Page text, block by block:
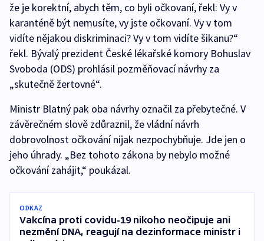
že je korektní, abych těm, co byli očkovaní, řekl: Vy v
karanténě být nemusíte, vy jste očkovaní. Vy v tom
vidíte nějakou diskriminaci? Vy v tom vidíte šikanu?“
řekl. Bývalý prezident České lékařské komory Bohuslav
Svoboda (ODS) prohlásil pozměňovací návrhy za
„skutečně žertovné“.
Ministr Blatný pak oba návrhy označil za přebytečné. V
závěrečném slově zdůraznil, že vládní návrh
dobrovolnost očkování nijak nezpochybňuje. Jde jen o
jeho úhrady. „Bez tohoto zákona by nebylo možné
očkování zahájit,“ poukázal.
ODKAZ
Vakcína proti covidu-19 nikoho neočipuje ani
nezmění DNA, reagují na dezinformace ministr i